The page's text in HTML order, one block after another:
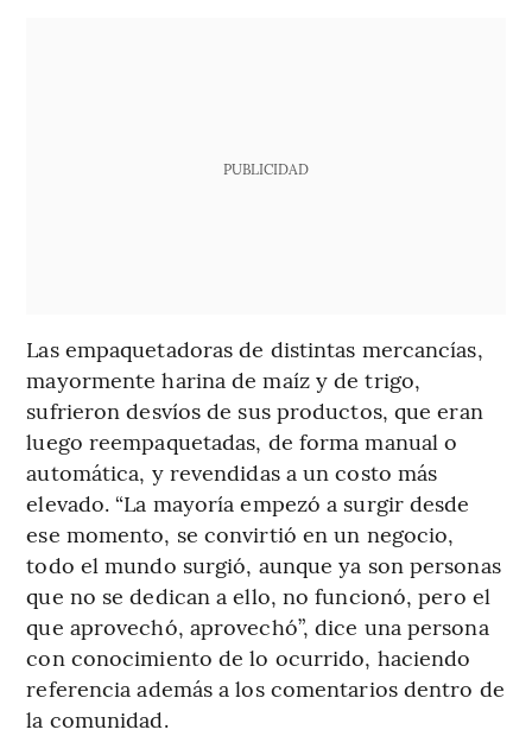
PUBLICIDAD
Las empaquetadoras de distintas mercancías,
mayormente harina de maíz y de trigo,
sufrieron desvíos de sus productos, que eran
luego reempaquetadas, de forma manual o
automática, y revendidas a un costo más
elevado. “La mayoría empezó a surgir desde
ese momento, se convirtió en un negocio,
todo el mundo surgió, aunque ya son personas
que no se dedican a ello, no funcionó, pero el
que aprovechó, aprovechó”, dice una persona
con conocimiento de lo ocurrido, haciendo
referencia además a los comentarios dentro de
la comunidad.